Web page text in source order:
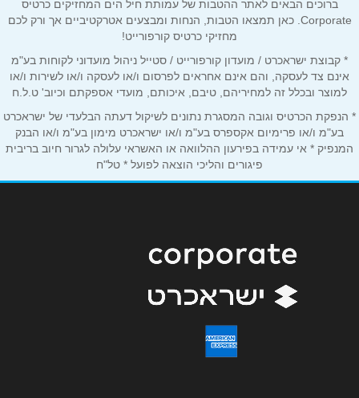
אימייל*
נושא*
אנא חזרו אלי בקשר ל...
הודעה*
שליחה
ברוכים הבאים לאתר ההטבות של עמותת חיל הים המחזיקים כרטיס
Corporate. כאן תמצאו הטבות, הנחות ומבצעים אטרקטיביים אך ורק לכם
מחזיקי כרטיס קורפורייט!
* קבוצת ישראכרט / מועדון קורפורייט / סטייל ניהול מועדוני לקוחות בע"מ
אינם צד לעסקה, והם אינם אחראים לפרסום ו/או לעסקה ו/או לשירות ו/או
למוצר ובכלל זה למחיריהם, טיבם, איכותם, מועדי אספקתם וכיוב' ט.ל.ח
* הנפקת הכרטיס וגובה המסגרת נתונים לשיקול דעתה הבלעדי של ישראכרט
בע"מ ו/או פרימיום אקספרס בע"מ ו/או ישראכרט מימון בע"מ ו/או הבנק
המנפיק * אי עמידה בפירעון ההלוואה או האשראי עלולה לגרור חיוב בריבית
פיגורים והליכי הוצאה לפועל * טל"ח